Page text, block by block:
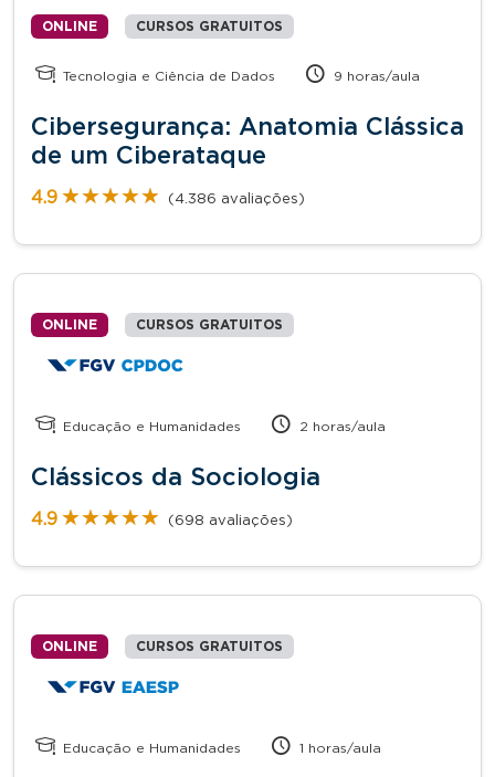
ONLINE CURSOS GRATUITOS
Tecnologia e Ciência de Dados 9 horas/aula
Cibersegurança: Anatomia Clássica
de um Ciberataque
4.9 ★★★★★
★★★★★ (4.386 avaliações)
ONLINE CURSOS GRATUITOS
Educação e Humanidades 2 horas/aula
Clássicos da Sociologia
4.9 ★★★★★
★★★★★ (698 avaliações)
ONLINE CURSOS GRATUITOS
Educação e Humanidades 1 horas/aula